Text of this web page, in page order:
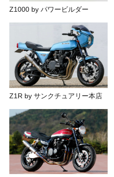
Z1000 by パワービルダー
Z1R by サンクチュアリー本店